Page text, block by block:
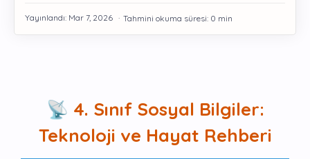
Gelişim
📡 4. Sınıf Sosyal Bilgiler:
Teknoloji ve Hayat Rehberi